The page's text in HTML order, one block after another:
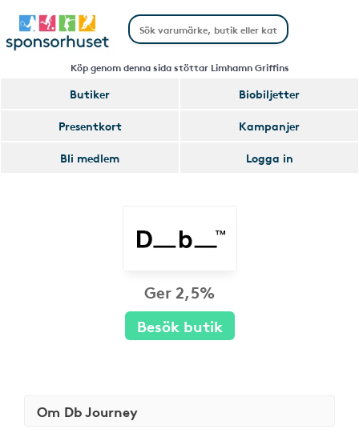
Köp genom denna sida stöttar Limhamn Griffins
Butiker
Biobiljetter
Presentkort
Kampanjer
Bli medlem
Logga in
Ger 2,5%
Besök butik
Om Db Journey